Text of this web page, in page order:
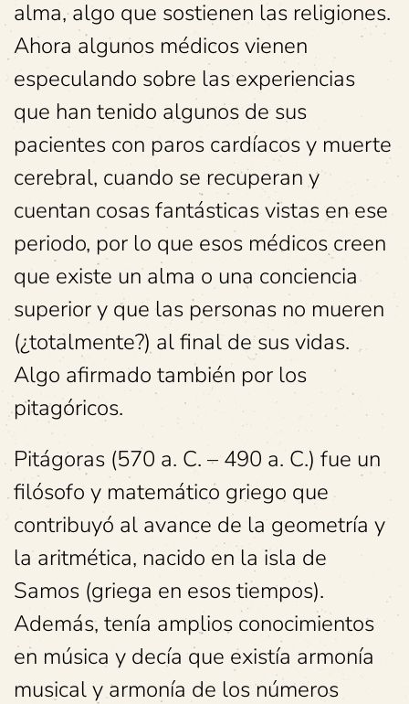
alma, algo que sostienen las religiones.
Ahora algunos médicos vienen
especulando sobre las experiencias
que han tenido algunos de sus
pacientes con paros cardíacos y muerte
cerebral, cuando se recuperan y
cuentan cosas fantásticas vistas en ese
periodo, por lo que esos médicos creen
que existe un alma o una conciencia
superior y que las personas no mueren
(¿totalmente?) al final de sus vidas.
Algo afirmado también por los
pitagóricos.
Pitágoras (570 a. C. – 490 a. C.) fue un
filósofo y matemático griego que
contribuyó al avance de la geometría y
la aritmética, nacido en la isla de
Samos (griega en esos tiempos).
Además, tenía amplios conocimientos
en música y decía que existía armonía
musical y armonía de los números